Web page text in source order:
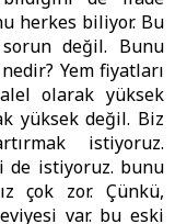
herkes biliyor. Bu
değil. Bunu
Yem fiyatları
olarak yüksek
yüksek değil. Biz
istiyoruz.
de istiyoruz. bunu
çok zor. Çünkü,
var. bu eski